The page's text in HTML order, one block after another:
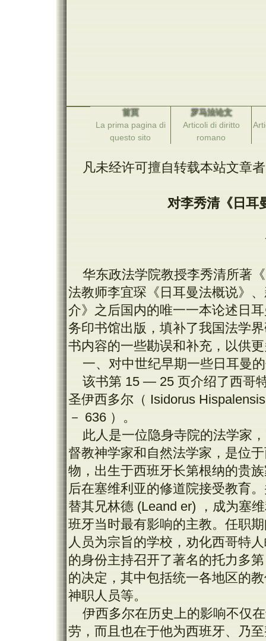
首页
La prima pagina di
questo sito
罗马法论文
Articoli di diritto
romano
凡未经许可擅自转载本站文章
对李秀清《日耳
华东政法学院教授李秀清所著
法教师李宜琛《日耳曼法概说》
介》之后国内的唯一一本论述日
务印书馆出版，填补了我国法学
书内容的一些勘误和补充，以供
一、对中世纪早期一些日耳曼
该书第 15 — 25 页介绍了西哥
圣伊西多尔（ Isidorus
－ 636 ）。
此人是一位隐身寺院的法学家
督教神学家和自然法学家，是位
物，出生于西班牙长第根纳的贵
后在塞维利亚的修道院接受教育
替其兄林德 (Leand er) ，成为塞
班牙当时最有影响的主教。任职
人员为宗旨的学校，劝化西哥特
的身份主持召开了著名的托力多
的决定，其中包括统一各地区的
神职人员等。
伊西多尔在历史上的影响不仅
劳，而且也在于他为西班牙、乃